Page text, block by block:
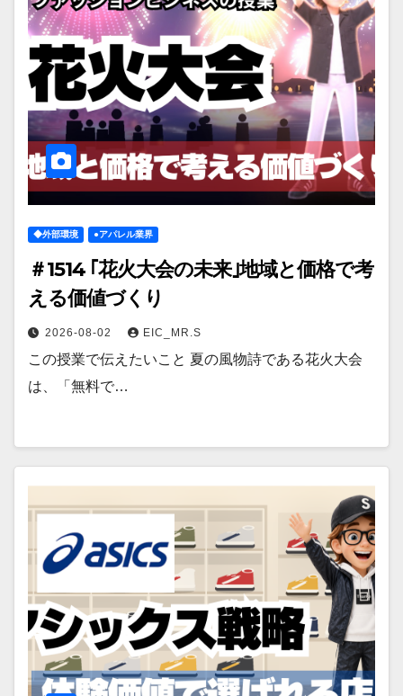
◆外部環境 ●アパレル業界
＃1514 ｢花火大会の未来｣地域と価格で考
える価値づくり
2026-08-02 EIC_MR.S
この授業で伝えたいこと 夏の風物詩である花火大会
は、「無料で…